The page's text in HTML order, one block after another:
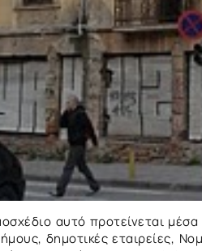
αυτό προτείνεται
δημοτικές εταιρείες,